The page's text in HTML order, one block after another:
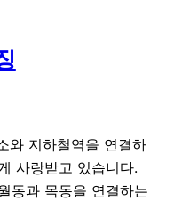
와 지하철역을 연결하
사랑받고 있습니다.
동과 목동을 연결하는